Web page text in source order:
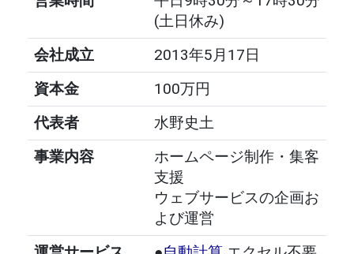
(土日休み)
会社成立
2013年5月17日
資本金
100万円
代表者
水野史土
事業内容
ホームページ制作・集客
支援
ウェブサービスの企画お
よび運営